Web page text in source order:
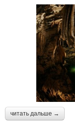
читать дальше →